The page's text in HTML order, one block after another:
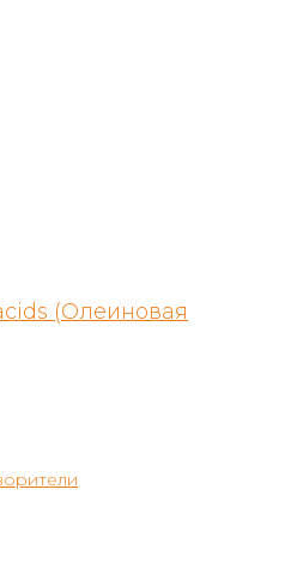
(Олеиновая